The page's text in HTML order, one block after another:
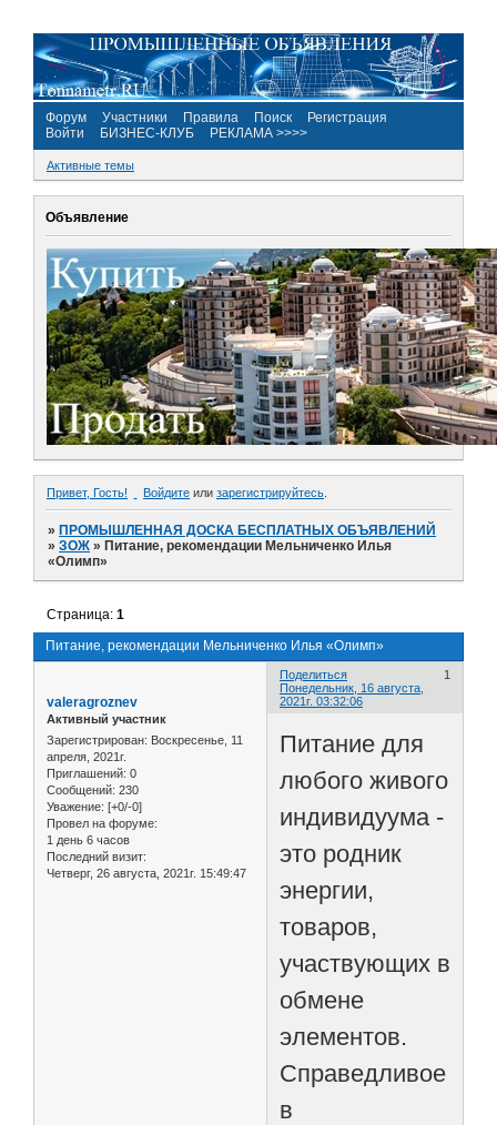
Форум Участники Правила Поиск
Регистрация
Войти
БИЗНЕС-КЛУБ РЕКЛАМА >>>>
Активные темы
Объявление
Привет, Гость! Войдите или зарегистрируйтесь
»ПРОМЫШЛЕННАЯ ДОСКА БЕСПЛАТНЫХ ОБЪЯВЛЕНИЙ
»ЗОЖ »Питание, рекомендации Мельниченко Илья
«Олимп»
Питание, рекомендации Мельниченко Илья «Олимп»
Страница:1
Поделиться
1
Понедельник, 16 августа,
2021г. 03:32:06
valeragroznev
Активный участник
Зарегистрирован: Воскресенье, 11
апреля, 2021г.
Приглашений: 0
Сообщений: 230
Уважение: [+0/-0]
Провел на форуме:
1 день 6 часов
Последний визит:
Четверг, 26 августа, 2021г. 15:49:47
Питание для
любого живого
индивидуума -
это родник
энергии,
товаров,
участвующих в
обмене
элементов.
Справедливое
в